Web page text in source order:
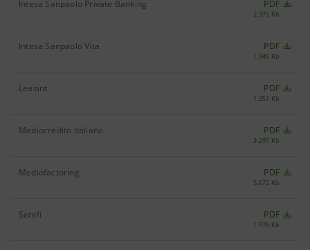
Intesa Sanpaolo Private Banking PDF
2.375 Kb
Intesa Sanpaolo Vita PDF
1.945 Kb
Leasint PDF
1.351 Kb
Mediocredito Italiano PDF
3.297 Kb
Mediofactoring PDF
5.672 Kb
Setefi PDF
1.976 Kb